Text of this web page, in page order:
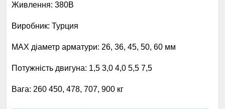
Живлення: 380В
Виробник: Турция
MAX діаметр арматури: 26, 36, 45, 50, 60 мм
Потужність двигуна: 1,5 3,0 4,0 5,5 7,5
Вага: 260 450, 478, 707, 900 кг